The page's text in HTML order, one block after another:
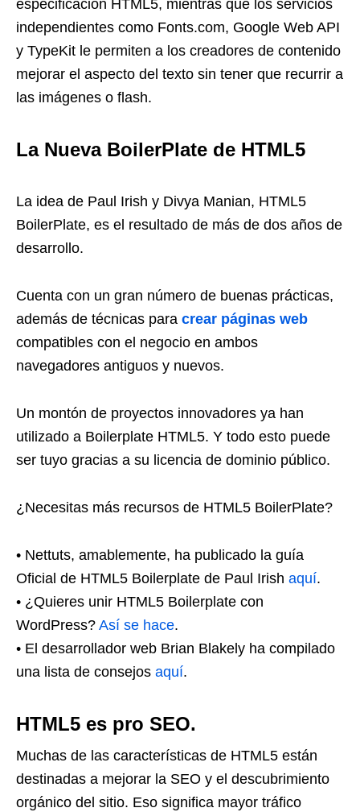
especificación HTML5, mientras que los servicios
independientes como Fonts.com, Google Web API
y TypeKit le permiten a los creadores de contenido
mejorar el aspecto del texto sin tener que recurrir a
las imágenes o flash.
La Nueva BoilerPlate de HTML5
La idea de Paul Irish y Divya Manian, HTML5
BoilerPlate, es el resultado de más de dos años de
desarrollo.
Cuenta con un gran número de buenas prácticas,
además de técnicas para crear páginas web
compatibles con el negocio en ambos
navegadores antiguos y nuevos.
Un montón de proyectos innovadores ya han
utilizado a Boilerplate HTML5. Y todo esto puede
ser tuyo gracias a su licencia de dominio público.
¿Necesitas más recursos de HTML5 BoilerPlate?
• Nettuts, amablemente, ha publicado la guía
Oficial de HTML5 Boilerplate de Paul Irish aquí.
• ¿Quieres unir HTML5 Boilerplate con
WordPress? Así se hace.
• El desarrollador web Brian Blakely ha compilado
una lista de consejos aquí.
HTML5 es pro SEO.
Muchas de las características de HTML5 están
destinadas a mejorar la SEO y el descubrimiento
orgánico del sitio. Eso significa mayor tráfico